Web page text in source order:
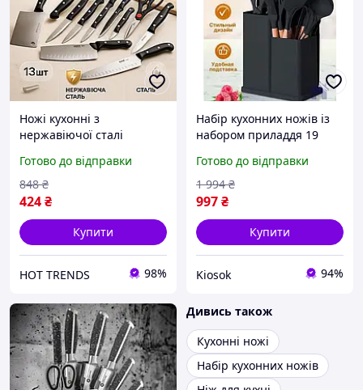
Ножі кухонні з
нержавіючої сталі
кухонних сталь, Набір
кухонних ножів преміум
VE-71
Готово до відправки
424₴
848 ₴
Купити
HOT TRENDS 98%
Набір кухонних ножів із
набором приладдя 19
та підставкою зі стеком
води
Готово до відправки
997₴
1 994 ₴
Купити
Kiosok 94%
Дивись також
Кухонні ножі
Набір кухонних ножів